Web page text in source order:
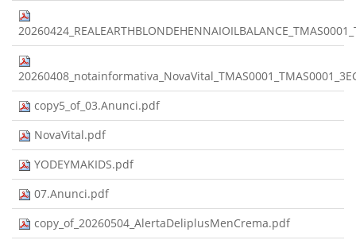
copy5_of_03.Anunci.pdf
NovaVital.pdf
YODEYMAKIDS.pdf
07.Anunci.pdf
copy_of_20260504_AlertaDeliplusMenCrema.pdf